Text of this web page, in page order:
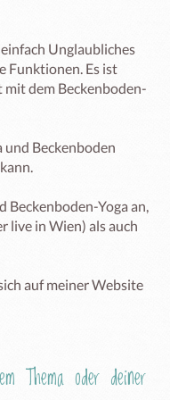
Unglaubliches
Funktionen. Es ist
mit dem Beckenboden-
und Beckenboden
Beckenboden-Yoga an,
live in Wien) als auch
auf meiner Website
Thema oder deiner